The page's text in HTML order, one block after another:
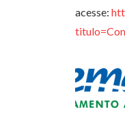
acesse: